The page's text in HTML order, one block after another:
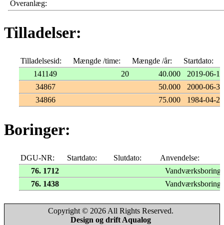
Overanlæg:
Tilladelser:
Tilladelsesid: Mængde /time: Mængde /år:
Startdato:
141149
20 40.000
2019-06-18
34867
50.000
2000-06-30
34866
75.000 1984-04-26
Boringer:
DGU-NR: Startdato: Slutdato:
Anvendelse:
76. 1712
Vandværksboring
76. 1438
Vandværksboring
Copyright © 2026 All Rights Reserved.
Design og drift Aqualog